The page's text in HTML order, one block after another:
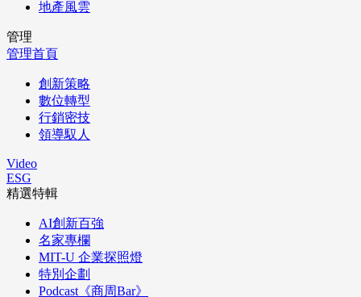
地產風雲
管理
管理首頁
創新策略
數位轉型
行銷密技
領導馭人
Video
ESG
精選特輯
AI創新百強
名家專欄
MIT-U 企業探照燈
特別企劃
Podcast《商周Bar》